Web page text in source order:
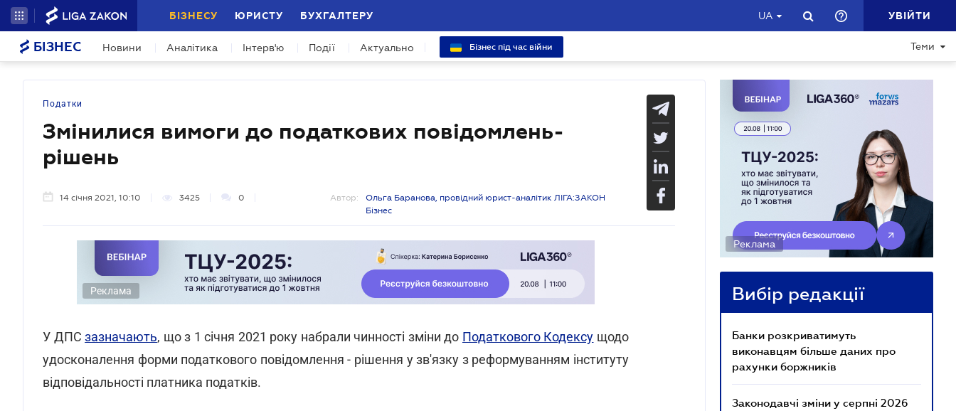
БІЗНЕСУ ЮРИСТУ БУХГАЛТЕРУ UA УВІЙТИ
БІЗНЕС Новини Аналітика Інтерв'ю Події Актуально Бізнес під час війни Теми
Податки
Змінилися вимоги до податкових повідомлень-
рішень
14 січня 2021, 10:10 3425 0 Автор:
Ольга Баранова, провідний юрист-аналітик ЛІГА:ЗАКОН
Бізнес
Реклама
У ДПСзазначають, що з 1 січня 2021 року набрали чинності зміни до Податкового Кодексу щодо
удосконалення форми податкового повідомлення - рішення у зв'язку з реформуванням інституту
відповідальності платника податків.
Реклама
Вибір редакції
Банки розкриватимуть
виконавцям більше даних про
рахунки боржників
Законодавчі зміни у серпні 2026